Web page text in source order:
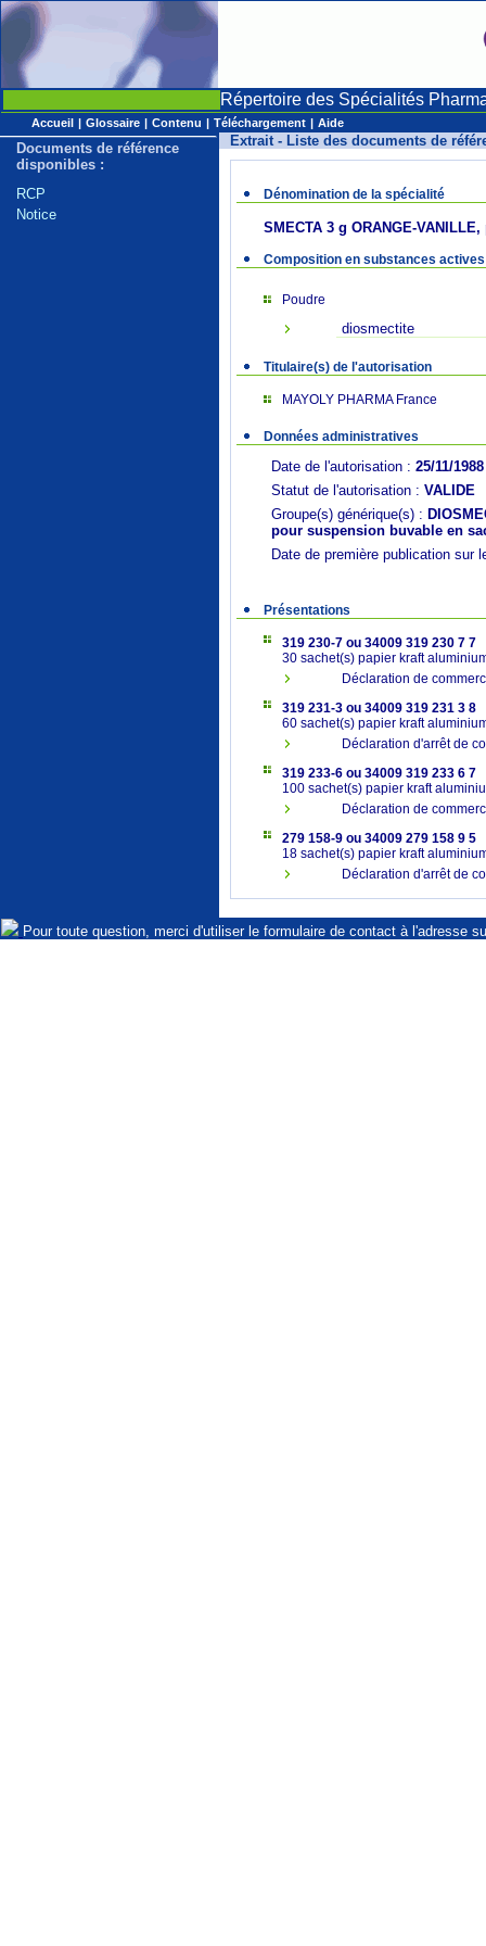
Répertoire des Spécialités
Accueil | Glossaire | Contenu | Téléchargement | Aide
Documents de référence
disponibles :
RCP
Notice
Extrait - Liste des documents de
Dénomination de la spécialité
SMECTA 3 g ORANGE-
Composition en substances actives
Poudre
diosmectite
Titulaire(s) de l'autorisation
MAYOLY PHARMA France
Données administratives
Date de l'autorisation : 25/11/1988
Statut de l'autorisation : VALIDE
Groupe(s) générique(s) :
pour suspension buvable en
Date de première publication sur
Présentations
319 230-7 ou 34009 319 230 7 7
30 sachet(s) papier kraft
Déclaration de
319 231-3 ou 34009 319 231 3 8
60 sachet(s) papier kraft
Déclaration d'arrêt de
319 233-6 ou 34009 319 233 6 7
100 sachet(s) papier kraft
Déclaration de
279 158-9 ou 34009 279 158 9 5
18 sachet(s) papier kraft
Déclaration d'arrêt de
Pour toute question, merci d'utiliser le formulaire de contact à l'adresse